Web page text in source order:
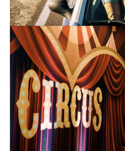
Road Trip